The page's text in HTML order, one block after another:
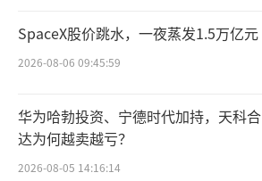
SpaceX股价跳水，一夜蒸发1.5万亿元
2026-08-06 09:45:59
华为哈勃投资、宁德时代加持，天科合
达为何越卖越亏？
2026-08-05 14:16:14